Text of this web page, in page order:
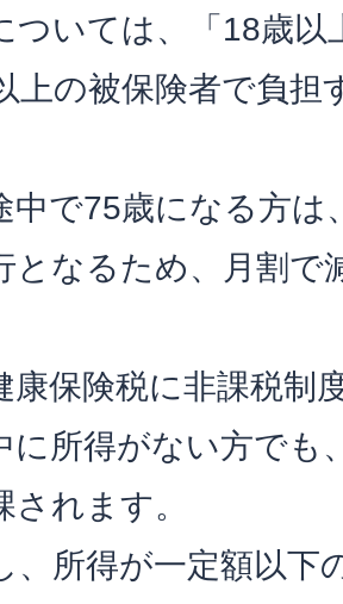
ついては、「18歳以
上の被保険者で負
中で75歳になる方は
となるため、月割で
康保険税に非課税制
に所得がない方でも
されます。
、所得が一定額以下